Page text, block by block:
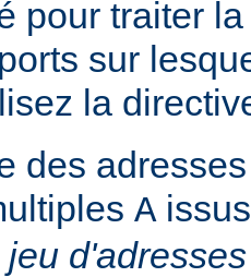
pour traiter
sur
la
des
A
jeu d'adresses